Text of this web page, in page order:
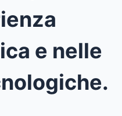
e nelle